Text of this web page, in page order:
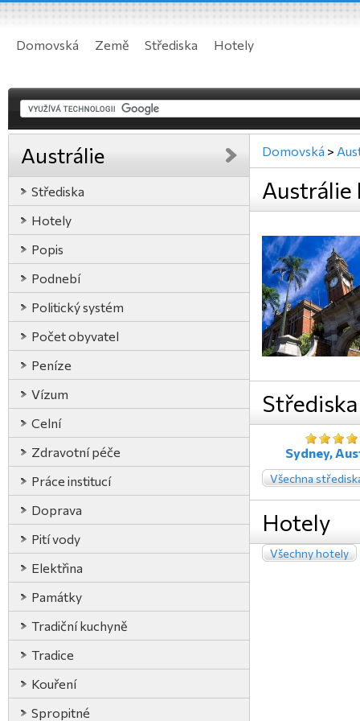
Domovská Země Střediska Hotely
Austrálie
Střediska
Hotely
Popis
Podnebí
Politický systém
Počet obyvatel
Peníze
Vízum
Celní
Zdravotní péče
Práce institucí
Doprava
Pití vody
Elektřina
Památky
Tradiční kuchyně
Tradice
Kouření
Spropitné
Domovská >
Austrálie
Střediska
Sydney,
Všechna
Hotely
Všechny hotely